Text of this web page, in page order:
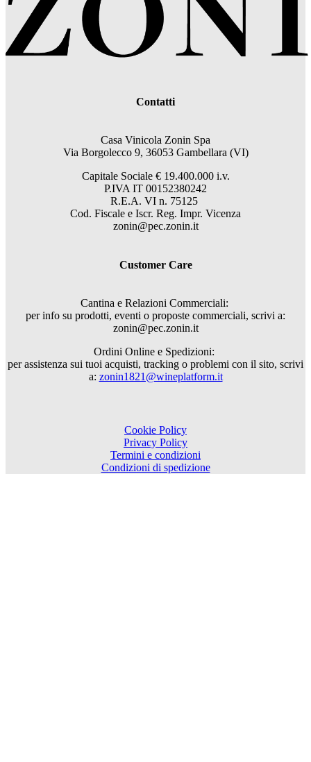
Contatti
Casa Vinicola Zonin Spa
Via Borgolecco 9, 36053 Gambellara (VI)
Capitale Sociale € 19.400.000 i.v.
P.IVA IT 00152380242
R.E.A. VI n. 75125
Cod. Fiscale e Iscr. Reg. Impr. Vicenza
zonin@pec.zonin.it
Customer Care
Cantina e Relazioni Commerciali:
per info su prodotti, eventi o proposte commerciali, scrivi a:
zonin@pec.zonin.it
Ordini Online e Spedizioni:
per assistenza sui tuoi acquisti, tracking o problemi con il sito, scrivi
a: zonin1821@wineplatform.it
Cookie Policy
Privacy Policy
Termini e condizioni
Condizioni di spedizione